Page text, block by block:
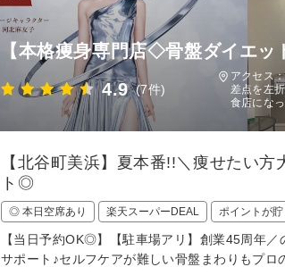
【本格痩身専門店◇骨盤ダイエ
4.9 (7件)
アクセス
差点を左
食店にな
【北谷町美浜】夏本番!!＼痩せたい
ト◎
◎ 本日空席あり 楽天スーパーDEAL ポイントが
【当日予約OK◎】【駐車場アリ】創業45周年
サポート♪セルフケアが難しい骨盤まわりもプ